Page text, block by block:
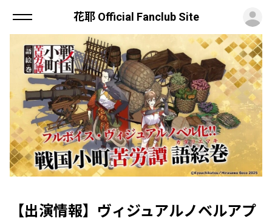
花耶 Official Fanclub Site
【出演情報】ヴィジュアルノベルアプ